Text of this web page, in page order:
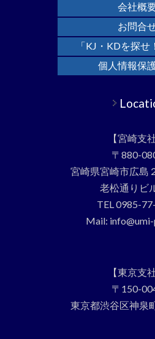
会社概
お問合
「KJ・KDを探せ
個人情報保
【宮崎支社
〒880-
宮崎県宮崎市広島
老松通りビ
TEL 0985-
Mail:
【東京支社
〒150-
東京都渋谷区神泉